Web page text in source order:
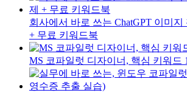
회사에서 바로 쓰는 ChatGPT 이미지
+ 무료 키워드북
MS 코파일럿 디자이너, 핵심 키워드